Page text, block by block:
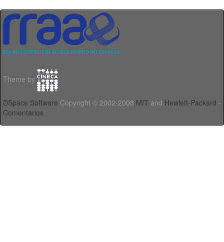
Theme by
DSpace Software Copyright © 2002-2008 MIT and Hewlett-Packard -
Comentarios